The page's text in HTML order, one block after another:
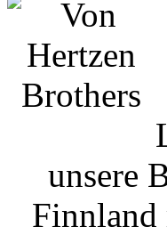
unsere
Finnland